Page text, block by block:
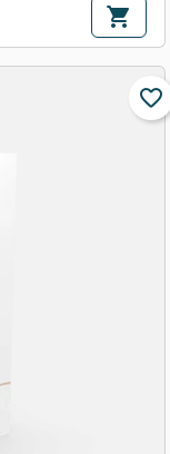
shopping_cart
favorite_border